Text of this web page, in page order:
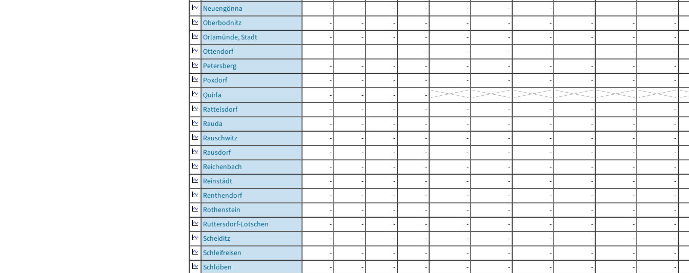
Neuengönna
- - - - - - - - -
-
Oberbodnitz
- - - - - - - - -
-
Orlamünde, Stadt
- - - - - - - - -
-
Ottendorf
- - - - - - - - -
-
Petersberg
- - - - - - - - -
-
Poxdorf
- - - - - - - - -
-
Quirla
- - -
-
Rattelsdorf
- - - - - - - - -
-
Rauda
- - - - - - - - -
-
Rauschwitz
- - - - - - - - -
-
Rausdorf
- - - - - - - - -
-
Reichenbach
- - - - - - - - -
-
Reinstädt
- - - - - - - - -
-
Renthendorf
- - - - - - - - -
-
Rothenstein
- - - - - - - - -
-
Ruttersdorf-Lotschen
- - - - - - - - -
-
Scheiditz
- - - - - - - - -
-
Schleifreisen
- - - - - - - - -
-
Schlöben
- - - - - - - - -
-